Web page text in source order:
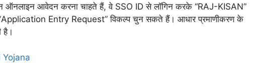
ऑनलाइन आवेदन करना चाहते हैं, वे SSO ID से लॉगिन करके “RAJ-KISAN”
“Application Entry Request” विकल्प चुन सकते हैं। आधार प्रमाणीकरण के
है।